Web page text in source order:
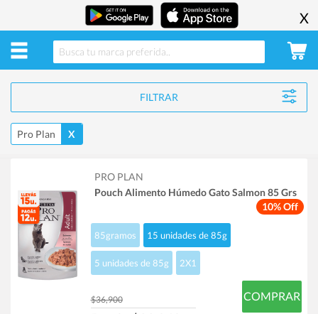
X
FILTRAR
Pro Plan X
10% Off
PRO PLAN
Pouch Alimento Húmedo Gato Salmon 85 Grs
85gramos 15 unidades de 85g
5 unidades de 85g 2X1
$36,900 COMPRAR